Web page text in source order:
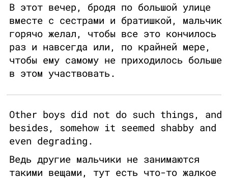
В этот вечер, бродя по большой улице
вместе с сестрами и братишкой, мальчик
горячо желал, чтобы все это кончилось
раз и навсегда или, по крайней мере,
чтобы ему самому не приходилось больше
в этом участвовать.
Other boys did not do such things, and
besides, somehow it seemed shabby and
even degrading.
Ведь другие мальчики не занимаются
такими вещами, тут есть что-то жалкое